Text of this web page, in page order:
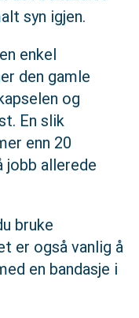
syn igjen.
enkel
den gamle
og
En slik
enn 20
jobb allerede
bruke
er også vanlig å
en bandasje i